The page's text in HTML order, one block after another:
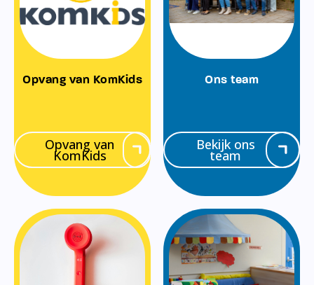
Opvang van KomKids
Opvang van
KomKids
Ons team
Bekijk ons
team